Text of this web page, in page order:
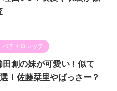
バチェロレッテ
田創の妹が可愛い！似て
！佐藤栞里やばっさー？